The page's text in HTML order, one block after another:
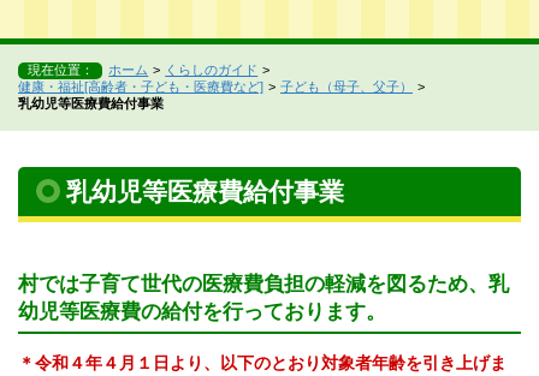
現在位置： ホーム
くらしのガイド
健康・福祉[高齢者・子ども・医療費など]
子ども（母子、父子）
乳幼児等医療費給付事業
乳幼児等医療費給付事業
村では子育て世代の医療費負担の軽減を図るため、乳
幼児等医療費の給付を行っております。
＊令和４年４月１日より、以下のとおり対象者年齢を引き上げま